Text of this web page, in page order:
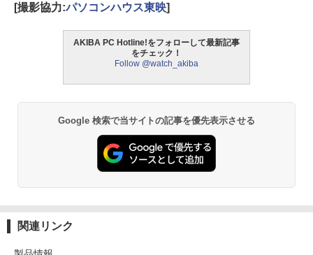
[撮影協力:パソコンハウス東映]
AKIBA PC Hotline!をフォローして最新記事
をチェック！
Follow @watch_akiba
Google 検索で当サイトの記事を優先表示させる
関連リンク